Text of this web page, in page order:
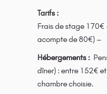
Tarifs :
Frais de stage 170€
acompte de 80€) –
Hébergements :
dîner) : entre 152€
chambre choisie.